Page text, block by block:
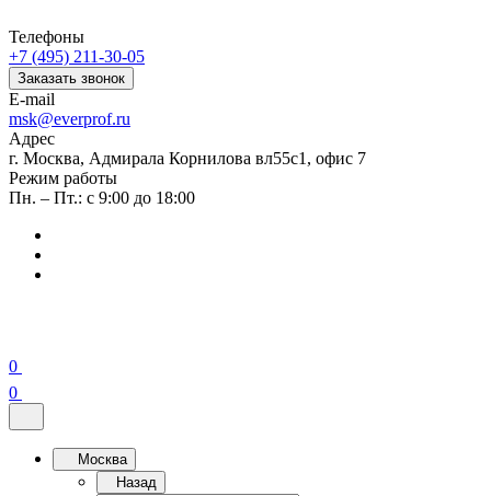
Телефоны
+7 (495) 211-30-05
Заказать звонок
E-mail
msk@everprof.ru
Адрес
г. Москва, Адмирала Корнилова вл55с1, офис 7
Режим работы
Пн. – Пт.: с 9:00 до 18:00
0
0
Москва
Назад